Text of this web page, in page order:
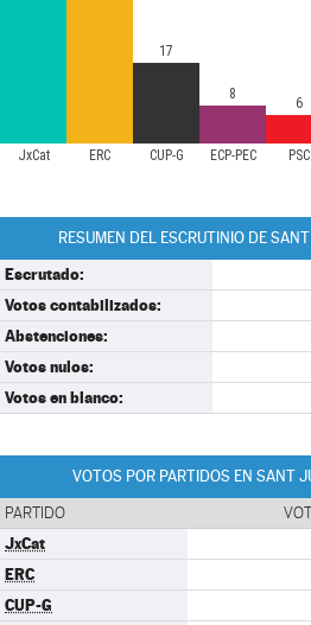
JxCat ERC CUP-G ECP-PEC PSC
17
8
6
RESUMEN DEL ESCRUTINIO DE
Escrutado:
Votos contabilizados:
Abstenciones:
Votos nulos:
Votos en blanco:
VOTOS POR PARTIDOS EN SANT
PARTIDO
JxCat
ERC
CUP-G